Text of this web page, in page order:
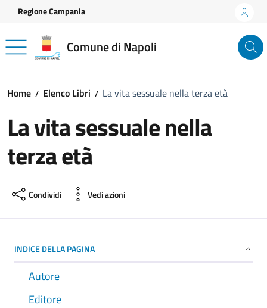
Vai ai contenuti
Vai al footer
Regione Campania
Comune di Napoli
Home Elenco Libri La vita sessuale nella terza età
La vita sessuale nella
terza età
Condividi Vedi azioni
INDICE DELLA PAGINA
Autore
Editore